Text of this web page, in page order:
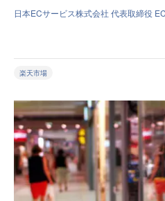
日本ECサービス株式会社 代表取締役
楽天市場